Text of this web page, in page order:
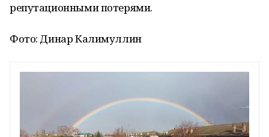
репутационными потерями.
Фото: Динар Калимуллин